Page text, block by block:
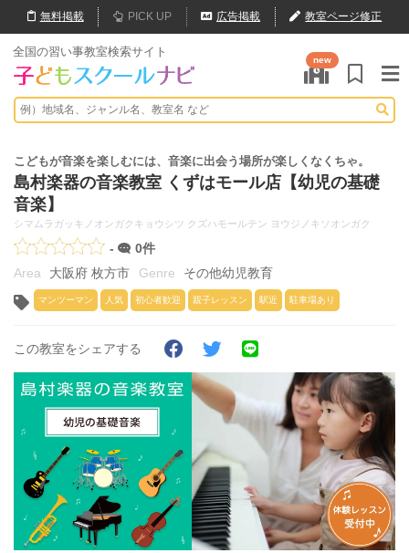
無料掲載 PICK UP 広告掲載 教室ページ修正
全国の習い事教室検索サイト
new
こどもが音楽を楽しむには、音楽に出会う場所が楽しくなくちゃ。
島村楽器の音楽教室 くずはモール店【幼児の基礎
音楽】
シマムラガッキノオンガクキョウシツ クズハモールテン ヨウジノキソオンガク
-
0件
大阪府 枚方市
その他幼児教育
マンツーマン 人気 初心者歓迎 親子レッスン 駅近 駐車場あり
この教室をシェアする